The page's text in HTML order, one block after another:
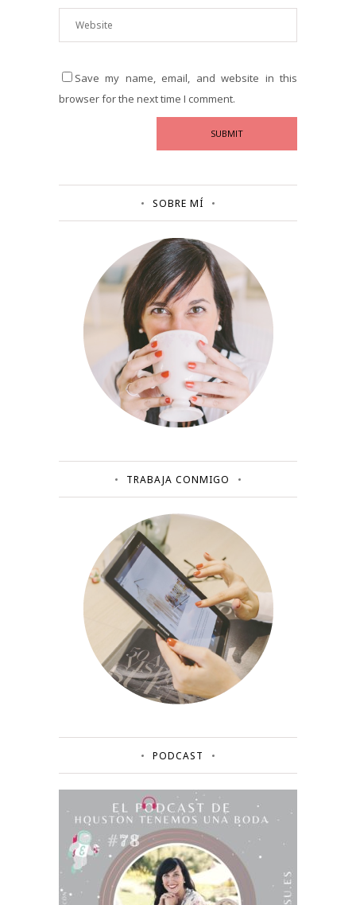
Save my name, email, and website in this
browser for the next time I comment.
SOBRE MÍ
TRABAJA CONMIGO
PODCAST